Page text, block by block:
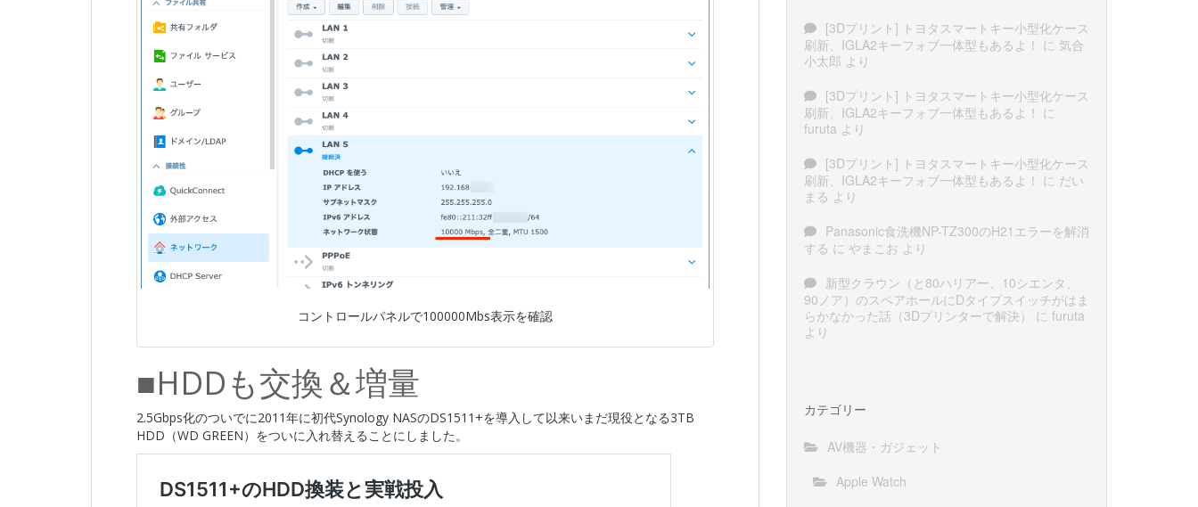
コントロールパネルで100000Mbs表示を確認
■HDDも交換＆増量
2.5Gbps化のついでに2011年に初代Synology NASのDS1511+を導入して以来いまだ現役となる3TB
HDD（WD GREEN）をついに入れ替えることにしました。
[3Dプリント] トヨタスマートキー小型化ケース
刷新、IGLA2キーフォブ一体型もあるよ！ に 気合
小太郎 より
[3Dプリント] トヨタスマートキー小型化ケース
刷新、IGLA2キーフォブ一体型もあるよ！ に
furuta より
[3Dプリント] トヨタスマートキー小型化ケース
刷新、IGLA2キーフォブ一体型もあるよ！ に だい
まる より
Panasonic食洗機NP-TZ300のH21エラーを解消
する に やまこお より
新型クラウン（と80ハリアー、10シエンタ、
90ノア）のスペアホールにDタイプスイッチがはま
らかなかった話（3Dプリンターで解決）
に furuta
より
カテゴリー
AV機器・ガジェット
Apple Watch